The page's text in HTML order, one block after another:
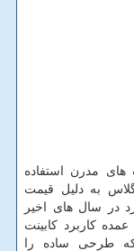
های مدرن استفاده
به دلیل قیمت
در سال‌ های اخیر
کاربرد کابینت
که طرحی ساده را